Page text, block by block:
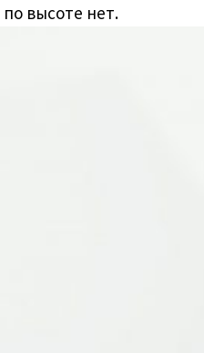
высоте нет.